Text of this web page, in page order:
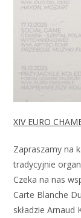
XIV EURO
Zapraszamy na
tradycyjnie
Czeka na nas
Carte Blanche
składzie